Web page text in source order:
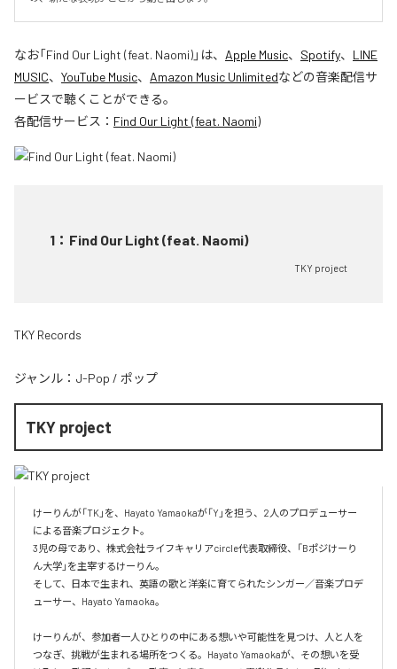
なお「Find Our Light (feat. Naomi)」は、 Apple Music、 Spotify、 LINE
MUSIC、 YouTube Music、 Amazon Music Unlimitedなどの音楽配信サ
ービスで聴くことができる。
各配信サービス： Find Our Light (feat. Naomi)
1 ： Find Our Light (feat. Naomi)
TKY project
TKY Records
ジャンル： J-Pop / ポップ
TKY project
けーりんが「TK」を、Hayato Yamaokaが「Y」を担う、2人のプロデューサー
による音楽プロジェクト。
3児の母であり、株式会社ライフキャリアcircle代表取締役、「Bポジけーり
ん大学」を主宰するけーりん。
そして、日本で生まれ、英語の歌と洋楽に育てられたシンガー／音楽プロデ
ューサー、Hayato Yamaoka。
けーりんが、参加者一人ひとりの中にある想いや可能性を見つけ、人と人を
つなぎ、挑戦が生まれる場所をつくる。Hayato Yamaokaが、その想いを受